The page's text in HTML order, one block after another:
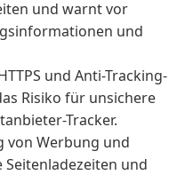
und warnt vor
und
und Anti-Tracking-
Risiko für unsichere
Tracker.
von Werbung und
und